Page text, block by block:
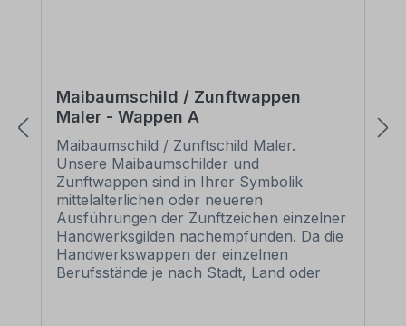
Maibaumschild / Zunftwappen
Maler - Wappen A
Maibaumschild / Zunftschild Maler.
Unsere Maibaumschilder und
Zunftwappen sind in Ihrer Symbolik
mittelalterlichen oder neueren
Ausführungen der Zunftzeichen einzelner
Handwerksgilden nachempfunden. Da die
Handwerkswappen der einzelnen
Berufsstände je nach Stadt, Land oder